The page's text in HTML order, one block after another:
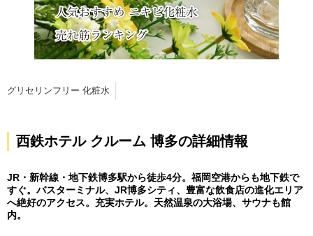
グリセリンフリー 化粧水
西鉄ホテル クルーム 博多の詳細情報
JR・新幹線・地下鉄博多駅から徒歩4分。福岡空港からも地下鉄で
すぐ。バスターミナル、JR博多シティ、豊富な飲食店の進化エリア
へ絶好のアクセス。充実ホテル。天然温泉の大浴場、サウナも館
内。